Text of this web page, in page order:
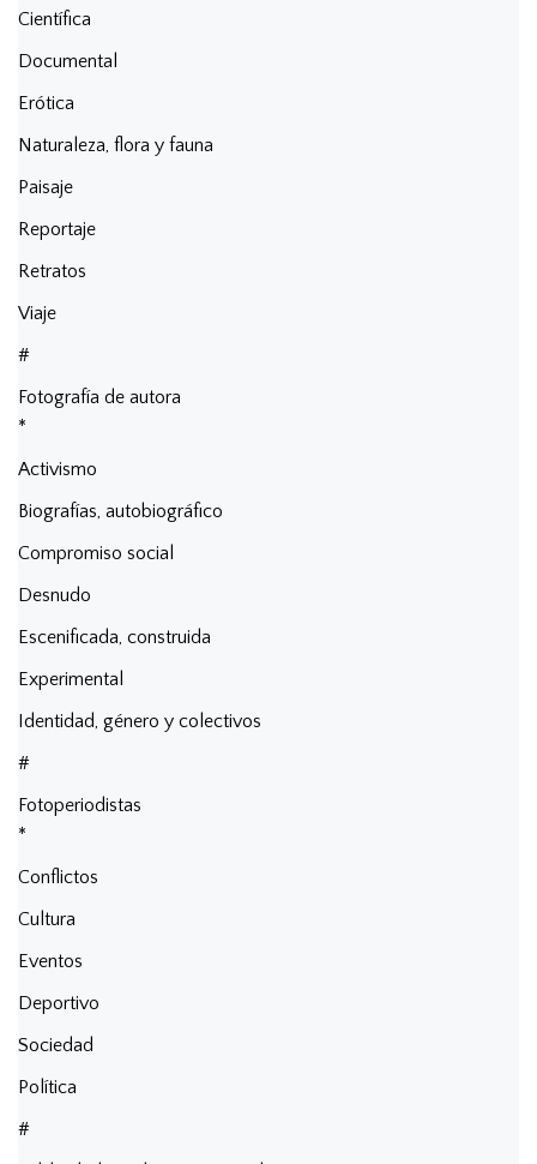
Científica
Documental
Erótica
Naturaleza, flora y fauna
Paisaje
Reportaje
Retratos
Viaje
#
Fotografía de autora
*
Activismo
Biografías, autobiográfico
Compromiso social
Desnudo
Escenificada, construida
Experimental
Identidad, género y colectivos
#
Fotoperiodistas
*
Conflictos
Cultura
Eventos
Deportivo
Sociedad
Política
#